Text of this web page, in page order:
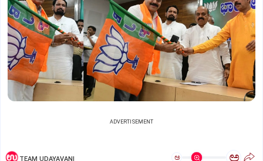
ADVERTISEMENT
TEAM UDAYAVANI ಅ ಅ